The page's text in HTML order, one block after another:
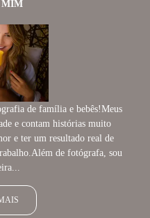
MIM
de família e bebês!Meus
e contam histórias muito
e ter um resultado real de
de fotógrafa, sou